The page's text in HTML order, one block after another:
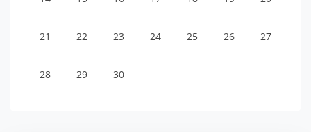
21 22 23 24 25 26 27
28 29 30